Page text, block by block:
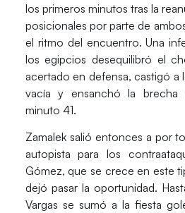
los primeros minutos tras la
posicionales por parte de
el ritmo del encuentro. Una
los egipcios desequilibró el
acertado en defensa, castigó a
vacía y ensanchó la
minuto 41.
Zamalek salió entonces a por
autopista para los
Gómez, que se crece en este
dejó pasar la oportunidad.
Vargas se sumó a la fiesta